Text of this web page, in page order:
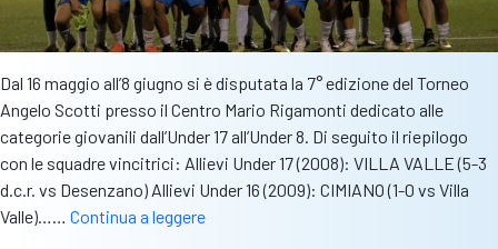
Dal 16 maggio all’8 giugno si è disputata la 7° edizione del Torneo
Angelo Scotti presso il Centro Mario Rigamonti dedicato alle
categorie giovanili dall’Under 17 all’Under 8. Di seguito il riepilogo
con le squadre vincitrici: Allievi Under 17 (2008): VILLA VALLE (5-3
d.c.r. vs Desenzano) Allievi Under 16 (2009): CIMIANO (1-0 vs Villa
Valle)…… Continua a leggereTorneo